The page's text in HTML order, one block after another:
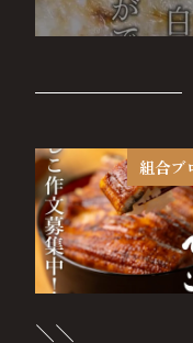
組合ブ
＼＼